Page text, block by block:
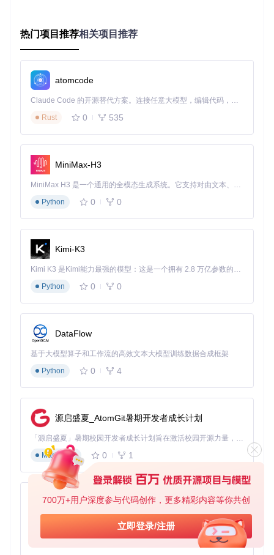
700万+用户深度参与代码创作，更多精彩内容等你共创
立即登录/注册
掌握以下核心快捷键，能让你更高效地操作YimMenu：
呼出/隐藏菜单
上下选择
方向键↑↓
是
确认选择
Enter
返回上级
Backspace
是
快速设置面板
：你可以在"设置>快捷键"中自定义所有操作按键，
建议设置为不与游戏本身冲突的按键组合。
三、核心功能深度解析
角色强化系统
YimMenu提供了全面的角色强化功能，就像给你的游戏角色配
备了一套"多功能工具包"：
生存保障模块
动态防御系统：根据战斗情况自动调节护甲强度
状态维持机制：自动恢复生命值和特殊能力值
伤害控制设置
移动增强系统
倍
快速移动 ：多种移动模式选择，包括跑步、飞行和瞬间移动
围内（如伤害减免不超过50%），过度强化会增加被举报
和检测的风险。
载具管理中心
YimMenu的载具系统就像一个"全能车库"，让你完全掌控游戏
中的各种载具：
载具获取与管理
：根据型号、颜色、性能参数生成独特载具
：获取游戏中通常无法获得的特殊载具
热门项目推荐相关项目推荐
atomcode
Claude Code 的开源替代方案。连接任意大模型，编辑代码，运行命令，自动验证 — 全自动执行。用 Rust 构建，极致性能。 ｜ An open-source alternative to Claude Code. Connect any LLM, edit code, run commands, and verify changes — autonomously. Built in Rust for speed. Get Started
Rust
0 535
MiniMax-H3
MiniMax H3 是一个通用的全模态生成系统。它支持对由文本、图像、视频和音频组成的多模态上下文进行统一理解，并能生成分辨率高达 2K、时长可达 15 秒的带原生立体声音频的视频。得益于面向任务泛化的系统设计，H3 在预训练阶段就已具备广泛的多模态上下文理解与生成能力，能够出色地执行复杂的多模态指令。
Python
0 0
Kimi-K3
Kimi K3 是Kimi能力最强的模型：这是一个拥有 2.8 万亿参数的混合专家（MoE）模型，具备原生视觉理解能力，并支持 100 万 token 的上下文窗口。
Python
0 0
DataFlow
基于大模型算子和工作流的高效文本大模型训练数据合成框架
Python
0 4
源启盛夏_AtomGit暑期开发者成长计划
「源启盛夏」暑期校园开发者成长计划旨在激活校园开源力量，通过积分激励、认证扶持、资源倾斜等形式，引导高校组织和开发者完成「入驻 — 建项目 — 做贡献 — 获认证 — 得资源」的完整闭环。无论你是想带领社团入驻平台的组织者，还是希望用代码贡献证明自己的开发者，都能在这里找到属于你的成长路径。
Markdown
0 1
py-xiaozhi
基于Python的Xiaozhi AI，适用于想要完整Xiaozhi体验而无需拥有专用硬件的用户。
Python
0 1